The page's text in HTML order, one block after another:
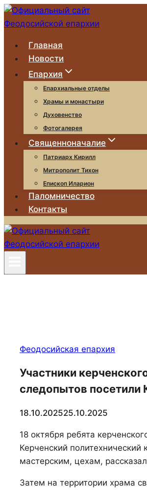
Перейти
к
Главная
Новости
Епархия
Епархиальные отделы
Храмы и монастыри
Духовенство
Фотогалерея
Священноначалие
Патриарх Кирилл
Митрополит Тихон
Епископ Иларион
Паломничество
Контакты
Феодосийская епархия
Участники
следопытов посетили
18.10.202525.10.2025
18 октября ребята
Керченский
мастерским, цехам,
Затем на территории храма